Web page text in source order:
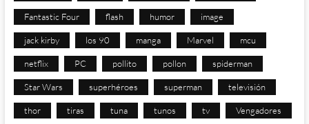
Fantastic Four flash humor image
jack kirby los 90 manga Marvel mcu
netflix PC pollito pollon spiderman
Star Wars superhéroes superman televisión
thor tiras tuna tunos tv Vengadores